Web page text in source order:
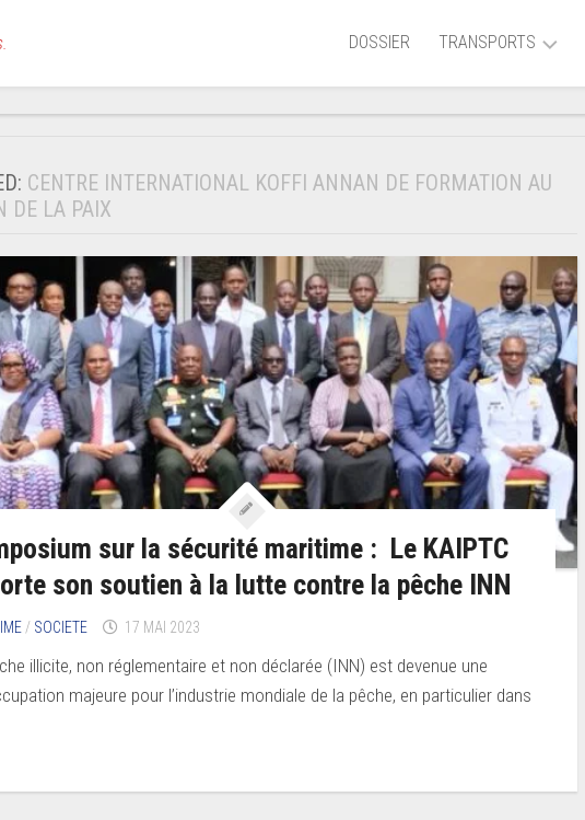
DOSSIER TRANSPORTS
Aérien
Ferroviaire
Lagunaire
CENTRE INTERNATIONAL KOFFI ANNAN DE FORMATION AU
DE LA PAIX
sur la sécurité maritime : Le KAIPTC
son soutien à la lutte contre la pêche INN
/ SOCIETE 17 MAI 2023
illicite, non réglementaire et non déclarée (INN) est devenue une
majeure pour l’industrie mondiale de la pêche, en particulier dans